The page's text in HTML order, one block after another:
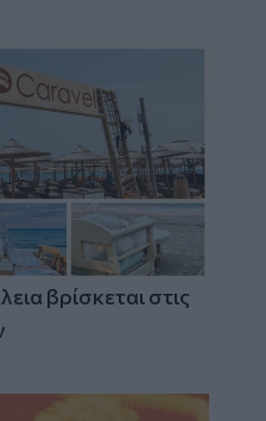
βρίσκεται στις